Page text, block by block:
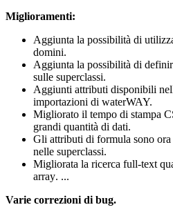
Miglioramenti:
Aggiunta la possibilità di
domini.
Aggiunta la possibilità di
sulle superclassi.
Aggiunti attributi disponibili
importazioni di waterWAY.
Migliorato il tempo di stampa
grandi quantità di dati.
Gli attributi di formula sono
nelle superclassi.
Migliorata la ricerca full-text
array. ...
Varie correzioni di bug.